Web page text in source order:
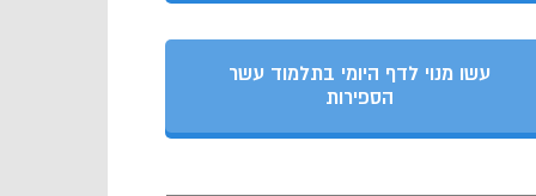
עשו מנוי לדף היומי בתלמוד עשר
הספירות